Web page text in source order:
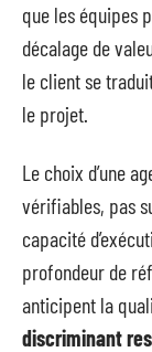
que les équipes
décalage de
le client se
le projet.
Le choix d’une
vérifiables, pas
capacité
profondeur de
anticipent la
discriminant